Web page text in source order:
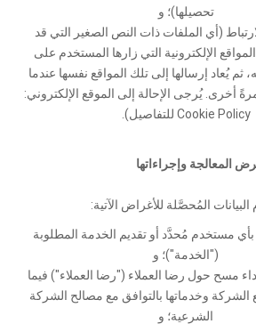
تحصيلها)؛ و
(أي الملفات ذات النص الصغير التي قد
الإلكترونية التي زارها المستخدم على
ثم يُعاد إرسالها إلى تلك المواقع نفسها عندما
أخرى. يُرجى الإحالة إلى الموقع الإلكتروني:
Cookie Policy للتفاصيل).
المعالجة وإجراءاتها
المُحصَّلة للأغراض الآتية:
مستخدم مُحدَّد أو تقديم الخدمة المطلوبة
("الخدمة")؛ و
مسح حول رضا العملاء ("رضا العملاء") فيما
الشركة وخدماتها بالتوافق مع مصالح الشركة
الشرعية؛ و